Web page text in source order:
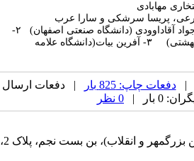
مهابادی
پریسا سرشکی و سارا عرب
۱- جواد آقاداوودی (دانشگاه صنعتی اصفهان) ۲-
حدیثه ناطقی (دانشگاه شهید بهشتی) ۳- آفرین بیات(دانشگاه علامه
دفعات چاپ: 825 بار
| دفعات ارسال
0 بار |
تهران، خیابان فلسطین، (بین بزرگمهر و انقلاب)، بن بست نجم، پلاک 2،